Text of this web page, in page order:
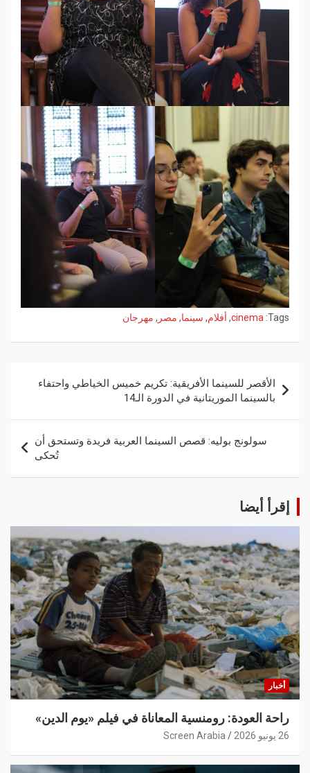
Tags:
cinema
, أفلام, سينما, مصر , مهرجان
الأقصر للسينما الأفريقية: تكريم خميس الخياطي واحتفاء
بالسينما الموريتانية في الدورة الـ14
سولونج بوليه: قصص السينما العربية فريدة وتستحق أن
تُحكى
إقرأ أيضا
أخبار
راحة العودة: رومنسية المعاناة في فيلم «يوم الدين»
26 يونيو 2026 Screen Arabia